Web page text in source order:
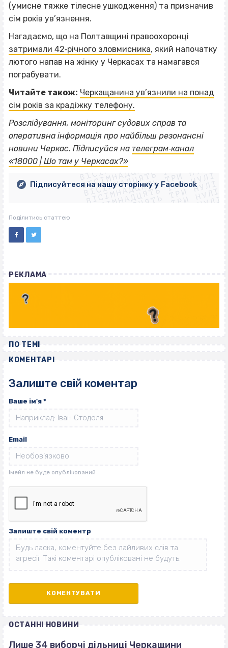
(умисне тяжке тілесне ушкодження) та призначив
сім років ув’язнення.
Нагадаємо, що на Полтавщині правоохоронці
затримали 42‐річного зловмисника, який напочатку
лютого напав на жінку у Черкасах та намагався
пограбувати.
Читайте також: Черкащанина ув’язнили на понад
сім років за крадіжку телефону.
Розслідування, моніторинг судових справ та
оперативна інформація про найбільш резонансні
новини Черкас. Підписуйся на телеграм‐канал
«18000 | Шо там у Черкасах?»ВІСІМНАДЦЯТЬ ТРИ НУЛІ
ВІСІМНАДЦЯТЬ ТРИ НУЛІ
ВІСІМНАДЦЯТЬ ТРИ НУЛІ
ВІСІМНАДЦЯТЬ ТРИ НУЛІ
ВІСІМНАДЦЯТЬ ТРИ НУЛІ
ВІСІМНАДЦЯТЬ ТРИ НУЛІ
ВІСІМНАДЦЯТЬ ТРИ НУЛІ
ВІСІМНАДЦЯТЬ ТРИ НУЛІ
Підписуйтеся на нашу сторінку у Facebook
Поділитись статтею
РЕКЛАМА
ПО ТЕМІ
КОМЕНТАРІ
Залиште свій коментар
Ваше ім'я *
Email
Залиште свій коментр
ОСТАННІ НОВИНИ
Лише 34 виборчі дільниці Черкащини